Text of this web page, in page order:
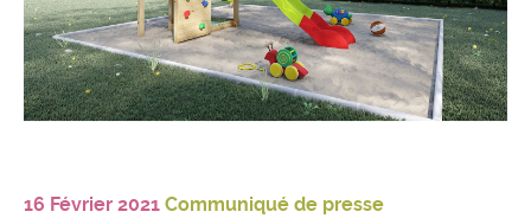
16 Février 2021 Communiqué de presse